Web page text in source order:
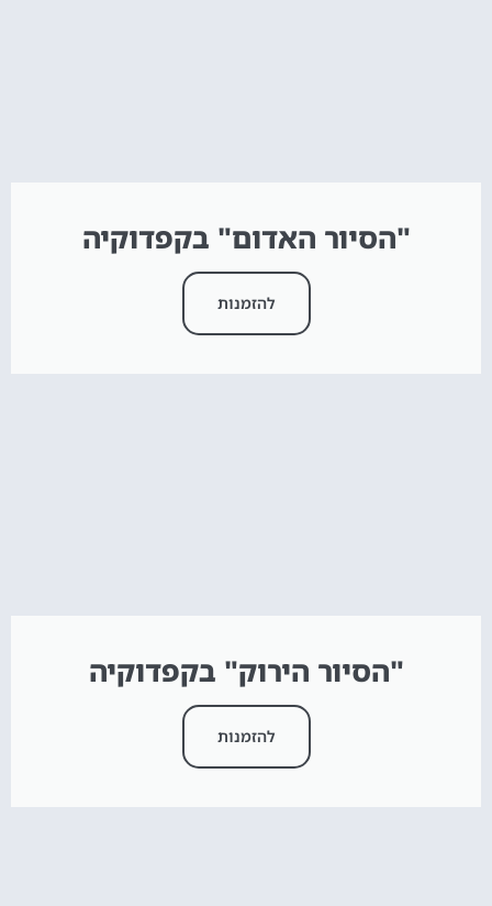
"הסיור האדום" בקפדוקיה
להזמנות
"הסיור הירוק" בקפדוקיה
להזמנות